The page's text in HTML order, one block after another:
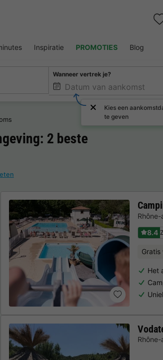
Inspiratie PROMOTIES Blog
Wanneer vertrek je?
Kies een
te geven
2 beste
8.4
Gratis
Het